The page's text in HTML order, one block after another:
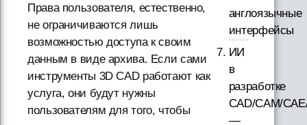
Права пользователя, естественно,
не ограничиваются лишь
возможностью доступа к своим
данным в виде архива. Если сами
инструменты 3D CAD работают как
услуга, они будут нужны
пользователям для того, чтобы
англоязычные
интерфейсы
ИИ
в
разработке
CAD/CAM/
—